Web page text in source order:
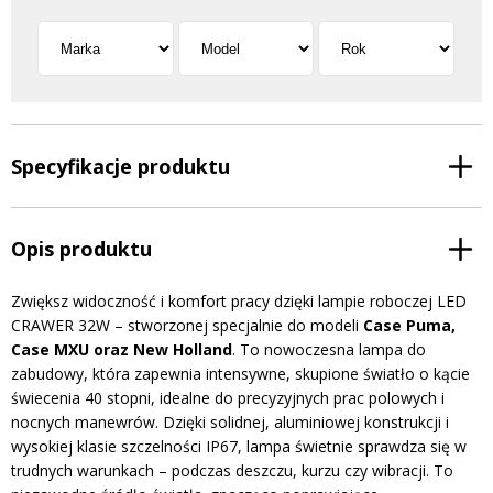
Specyfikacje produktu
Opis produktu
Zwiększ widoczność i komfort pracy dzięki lampie roboczej LED
CRAWER 32W – stworzonej specjalnie do modeli Case Puma,
Case MXU oraz New Holland. To nowoczesna lampa do
zabudowy, która zapewnia intensywne, skupione światło o kącie
świecenia 40 stopni, idealne do precyzyjnych prac polowych i
nocnych manewrów. Dzięki solidnej, aluminiowej konstrukcji i
wysokiej klasie szczelności IP67, lampa świetnie sprawdza się w
trudnych warunkach – podczas deszczu, kurzu czy wibracji. To